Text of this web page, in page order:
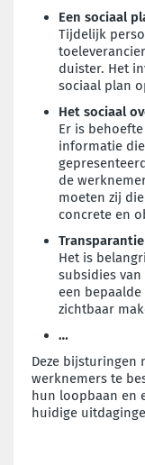
Een sociaal
Tijdelijk
duister. Het
sociaal plan
Het sociaal
Er is
informatie
de
moeten zij
concrete en
Het is
subsidies
een
zichtbaar
…
Deze bijsturingen
werknemers te
hun loopbaan en
huidige